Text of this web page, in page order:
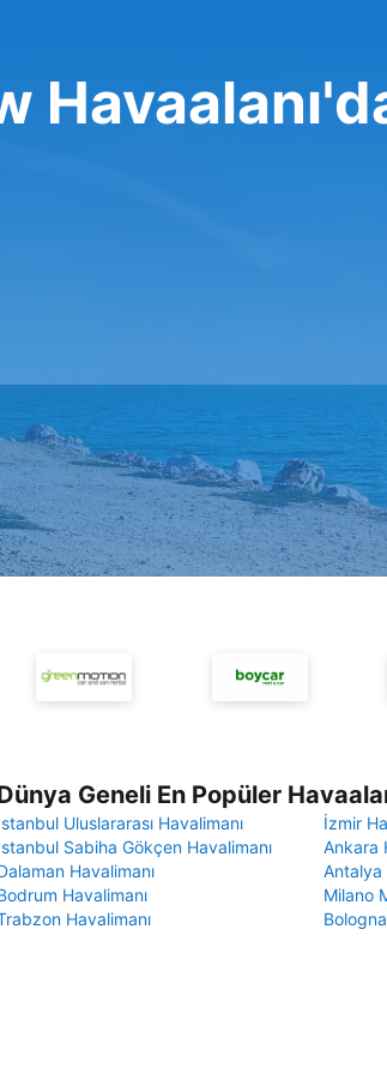
Geneli En Popüler
Uluslararası Havalimanı
İzmir
Sabiha Gökçen Havalimanı
Ankara
Havalimanı
Antalya
Havalimanı
Milano
Havalimanı